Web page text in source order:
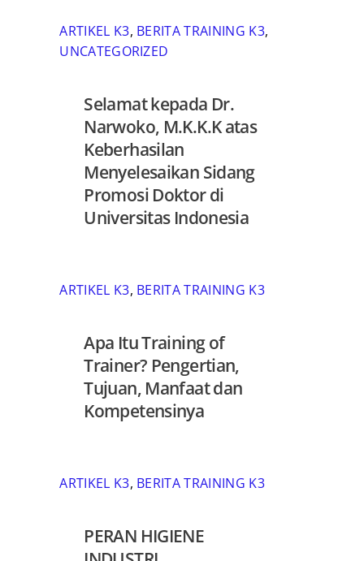
ARTIKEL K3, BERITA TRAINING K3,
UNCATEGORIZED
Selamat kepada Dr.
Narwoko, M.K.K.K atas
Keberhasilan
Menyelesaikan Sidang
Promosi Doktor di
Universitas Indonesia
ARTIKEL K3, BERITA TRAINING K3
Apa Itu Training of
Trainer? Pengertian,
Tujuan, Manfaat dan
Kompetensinya
ARTIKEL K3, BERITA TRAINING K3
PERAN HIGIENE